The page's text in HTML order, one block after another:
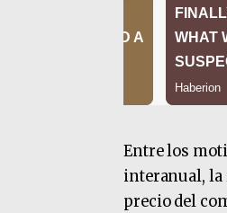
Entre los
interanual, la
precio del